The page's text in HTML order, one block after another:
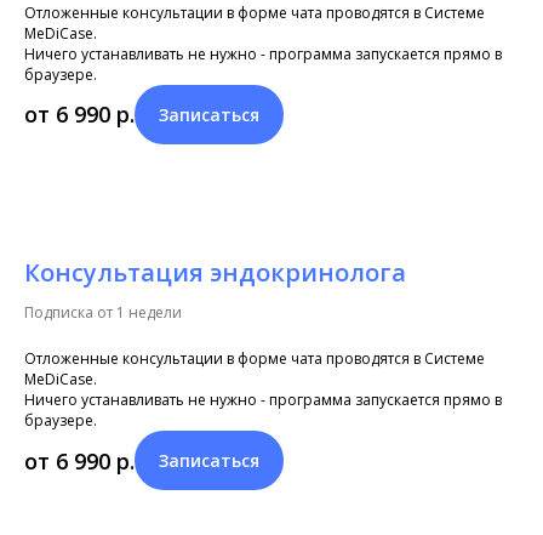
Отложенные консультации в форме чата проводятся в Системе
MeDiCase.
Ничего устанавливать не нужно - программа запускается прямо в
браузере.
от 6 990 р. Записаться
Консультация эндокринолога
Подписка от 1 недели
Отложенные консультации в форме чата проводятся в Системе
MeDiCase.
Ничего устанавливать не нужно - программа запускается прямо в
браузере.
от 6 990 р. Записаться